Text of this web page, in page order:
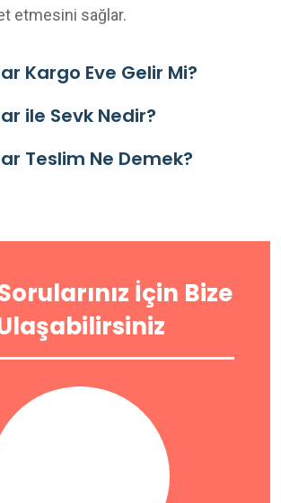
etmesini sağlar.
Kargo Eve Gelir Mi?
ile Sevk Nedir?
Teslim Ne Demek?
İçin Bize